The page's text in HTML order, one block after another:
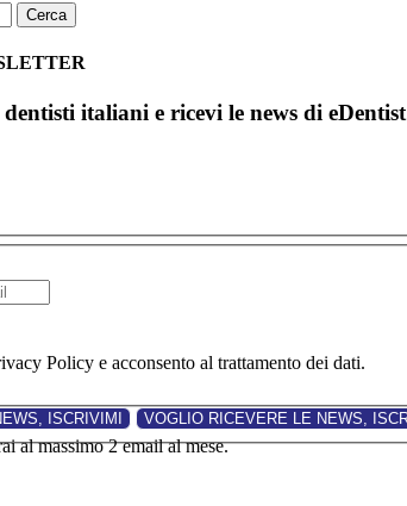
Cerca
italiani e ricevi le news di eDentist
Policy e acconsento al trattamento dei dati.
al massimo 2 email al mese.